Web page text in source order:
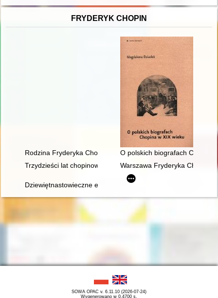
FRYDERYK CHOPIN
Rodzina Fryderyka Chopina na przełomie XVIII i XIX w
O polskich biografach Chopina
Trzydzieści lat chopinowskich festiwali w Antoninie
Warszawa Fryderyka Chopina
Dziewiętnastowieczne edycje dzieł Fryderyka Chopina jako
SOWA OPAC v. 6.11.10 (2026-07-24)
Wygenerowano w 0,4700 s.